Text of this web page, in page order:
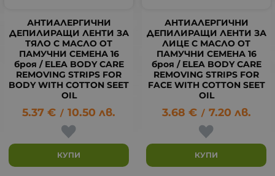
АНТИАЛЕРГИЧНИ
ДЕПИЛИРАЩИ ЛЕНТИ ЗА
ТЯЛО С МАСЛО ОТ
ПАМУЧНИ СЕМЕНА 16
броя / ELEA BODY CARE
REMOVING STRIPS FOR
BODY WITH COTTON SEET
OIL
5.37 € / 10.50 лв.
КУПИ
АНТИАЛЕРГИЧНИ
ДЕПИЛИРАЩИ ЛЕНТИ ЗА
ЛИЦЕ С МАСЛО ОТ
ПАМУЧНИ СЕМЕНА 16
броя / ELEA BODY CARE
REMOVING STRIPS FOR
FACE WITH COTTON SEET
OIL
3.68 € / 7.20 лв.
КУПИ